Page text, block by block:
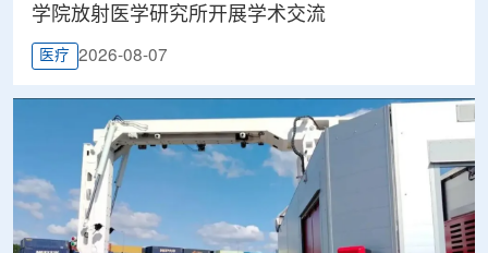
学院放射医学研究所开展学术交流
医疗 2026-08-07